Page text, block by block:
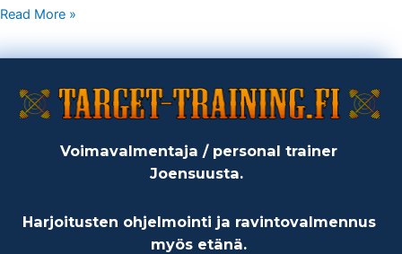
Read More »
Voimavalmentaja / personal trainer
Joensuusta.
Harjoitusten ohjelmointi ja ravintovalmennus
myös etänä.